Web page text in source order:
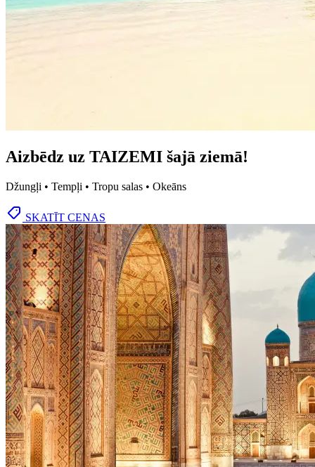
Aizbēdz uz TAIZEMI šajā ziemā!
Džungļi • Tempļi • Tropu salas • Okeāns
SKATĪT CENAS